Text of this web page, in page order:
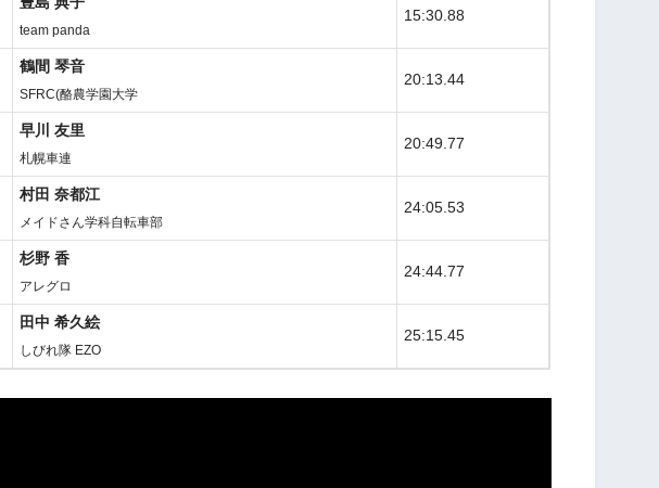
team panda
15:30.88
鶴間 琴音
SFRC(酪農学園大学
20:13.44
早川 友里
札幌車連
20:49.77
村田 奈都江
メイドさん学科自転車部
24:05.53
杉野 香
アレグロ
24:44.77
田中 希久絵
しびれ隊 EZO
25:15.45